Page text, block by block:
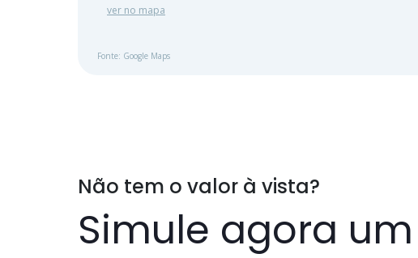
ver no mapa
Fonte: Google Maps
Não tem o valor à vista?
Simule agora um